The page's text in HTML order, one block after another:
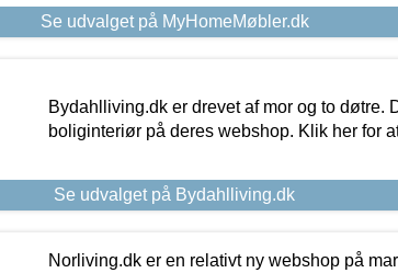
Se udvalget på MyHomeMøbler.dk
Bydahlliving.dk er drevet af mor og to døtre.
boliginteriør på deres webshop. Klik her for
Se udvalget på Bydahlliving.dk
Norliving.dk er en relativt ny webshop på